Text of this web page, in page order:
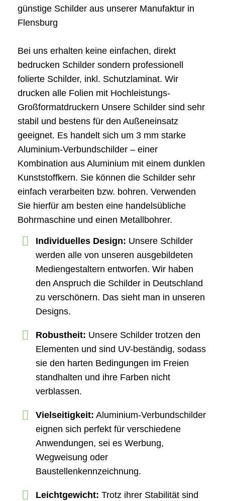
günstige Schilder aus unserer Manufaktur in
Flensburg
Bei uns erhalten keine einfachen, direkt
bedrucken Schilder sondern professionell
folierte Schilder, inkl. Schutzlaminat. Wir
drucken alle Folien mit Hochleistungs-
Großformatdruckern Unsere Schilder sind sehr
stabil und bestens für den Außeneinsatz
geeignet. Es handelt sich um 3 mm starke
Aluminium-Verbundschilder – einer
Kombination aus Aluminium mit einem dunklen
Kunststoffkern. Sie können die Schilder sehr
einfach verarbeiten bzw. bohren. Verwenden
Sie hierfür am besten eine handelsübliche
Bohrmaschine und einen Metallbohrer.
Individuelles Design: Unsere Schilder
werden alle von unseren ausgebildeten
Mediengestaltern entworfen. Wir haben
den Anspruch die Schilder in Deutschland
zu verschönern. Das sieht man in unseren
Designs.
Robustheit: Unsere Schilder trotzen den
Elementen und sind UV-beständig, sodass
sie den harten Bedingungen im Freien
standhalten und ihre Farben nicht
verblassen.
Vielseitigkeit: Aluminium-Verbundschilder
eignen sich perfekt für verschiedene
Anwendungen, sei es Werbung,
Wegweisung oder
Baustellenkennzeichnung.
Leichtgewicht:Trotz ihrer Stabilität sind